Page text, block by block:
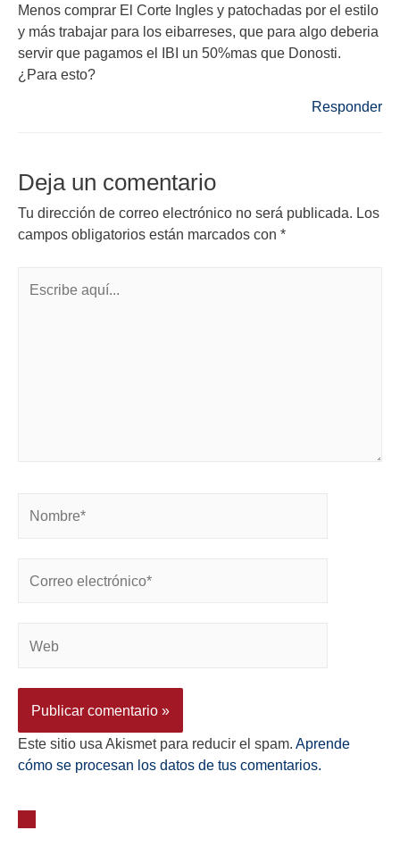
Menos comprar El Corte Ingles y patochadas por el estilo
y más trabajar para los eibarreses, que para algo deberia
servir que pagamos el IBI un 50%mas que Donosti.
¿Para esto?
Responder
Deja un comentario
Tu dirección de correo electrónico no será publicada. Los
campos obligatorios están marcados con *
Este sitio usa Akismet para reducir el spam. Aprende
cómo se procesan los datos de tus comentarios.